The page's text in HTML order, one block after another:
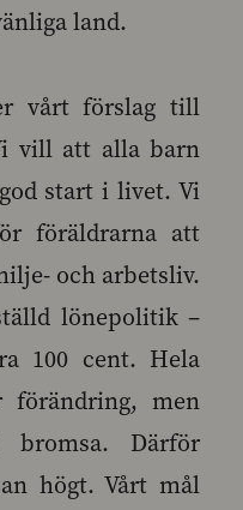
land.
vårt förslag till
vill att alla barn
start i livet. Vi
föräldrarna att
och arbetsliv.
lönepolitik –
100 cent. Hela
förändring, men
Därför
högt. Vårt mål